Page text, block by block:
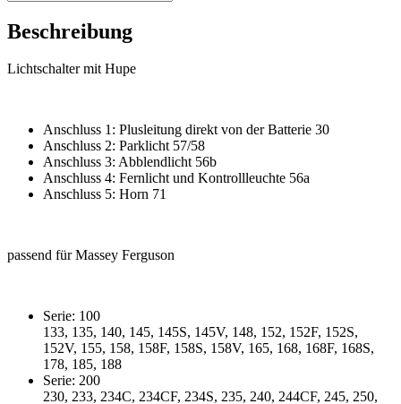
Beschreibung
Lichtschalter mit Hupe
Anschluss 1: Plusleitung direkt von der Batterie 30
Anschluss 2: Parklicht 57/58
Anschluss 3: Abblendlicht 56b
Anschluss 4: Fernlicht und Kontrollleuchte 56a
Anschluss 5: Horn 71
passend für Massey Ferguson
Serie: 100
133, 135, 140, 145, 145S, 145V, 148, 152, 152F, 152S,
152V, 155, 158, 158F, 158S, 158V, 165, 168, 168F, 168S,
178, 185, 188
Serie: 200
230, 233, 234C, 234CF, 234S, 235, 240, 244CF, 245, 250,